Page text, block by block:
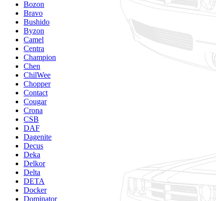
Bozon
Bravo
Bushido
Byzon
Camel
Centra
Champion
Chen
ChilWee
Chopper
Contact
Cougar
Crona
CSB
DAF
Dagenite
Decus
Deka
Delkor
Delta
DETA
Docker
Dominator